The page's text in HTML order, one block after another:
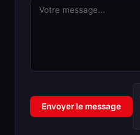
Envoyer le message